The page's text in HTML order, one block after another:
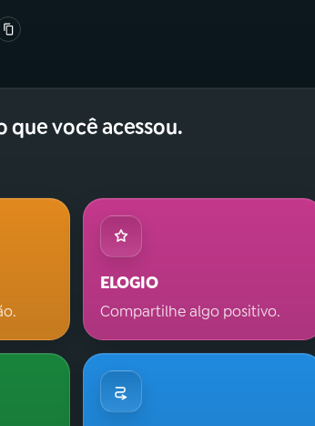
que você acessou.
ELOGIO
Compartilhe algo positivo.